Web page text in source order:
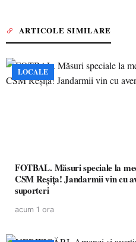
ARTICOLE SIMILARE
LOCALE
FOTBAL. Măsuri speciale la
CSM Reșița! Jandarmii vin cu
suporteri
acum 1 ora